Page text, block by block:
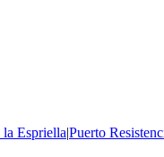
Espriella|Puerto